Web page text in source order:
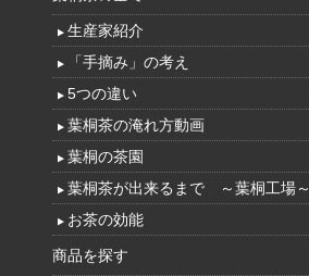
生産家紹介
「手摘み」の考え
5つの違い
葉桐茶の淹れ方動画
葉桐の茶園
葉桐茶が出来るまで ～葉桐工場～
お茶の効能
商品を探す